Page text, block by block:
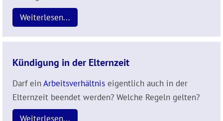
Weiterlesen...
Kündigung in der Elternzeit
Darf ein Arbeitsverhältnis eigentlich auch in der
Elternzeit beendet werden? Welche Regeln gelten?
Weiterlesen...